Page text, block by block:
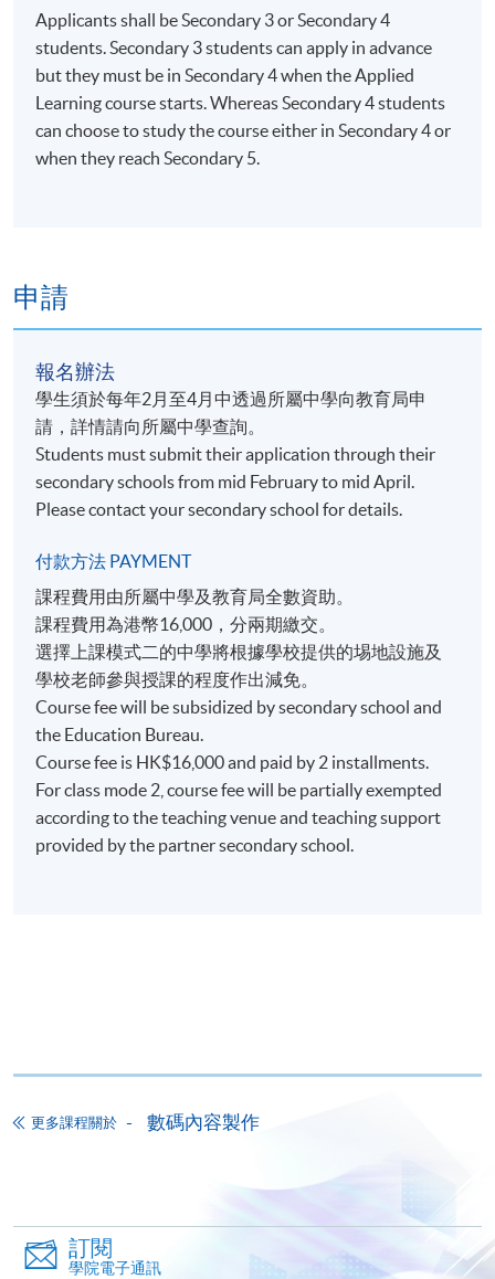
process;
apply comic design principles and techniques to
produce digital comic content;
integrate problem-solving, analytical and
communication skills to solve digital comic design
and production related problems through
評核 ASSESSMENT
包括筆試 、實習、專題報告及口頭匯報
Includes written test, practical exercise, project and
presentation.
學銜 AWARD
按香港大學體制，經香港大學專業進修學院頒授「數
碼漫畫設計與製作（高中應用學習）證書（資歷架構
第3級）」予成功畢業的同學（出席率達80%或以上及
於評核課業中取得合格成績）。
Students who successfully complete the programme
(have at least 80% attendance and achieve qualified
results in assessment tasks) will be awarded "Certificate
in Digital Comic Design and Production (Senior
Secondary Applied Learning) (QF Level 3)" within the
Applicants shall be Secondary 3 or Secondary 4
students. Secondary 3 students can apply in advance
but they must be in Secondary 4 when the Applied
Learning course starts. Whereas Secondary 4 students
can choose to study the course either in Secondary 4 or
when they reach Secondary 5.
申請
報名辦法
學生須於每年2月至4月中透過所屬中學向教育局申
請，詳情請向所屬中學查詢。
Students must submit their application through their
secondary schools from mid February to mid April.
Please contact your secondary school for details.
付款方法 PAYMENT
課程費用由所屬中學及教育局全數資助。
課程費用為港幣16,000，分兩期繳交。
選擇上課模式二的中學將根據學校提供的埸地設施及
學校老師參與授課的程度作出減免。
Course fee will be subsidized by secondary school and
the Education Bureau.
Course fee is HK$16,000 and paid by 2 installments.
For class mode 2, course fee will be partially exempted
according to the teaching venue and teaching support
provided by the partner secondary school.
更多課程關於 數碼內容製作
訂閱
學院電子通訊